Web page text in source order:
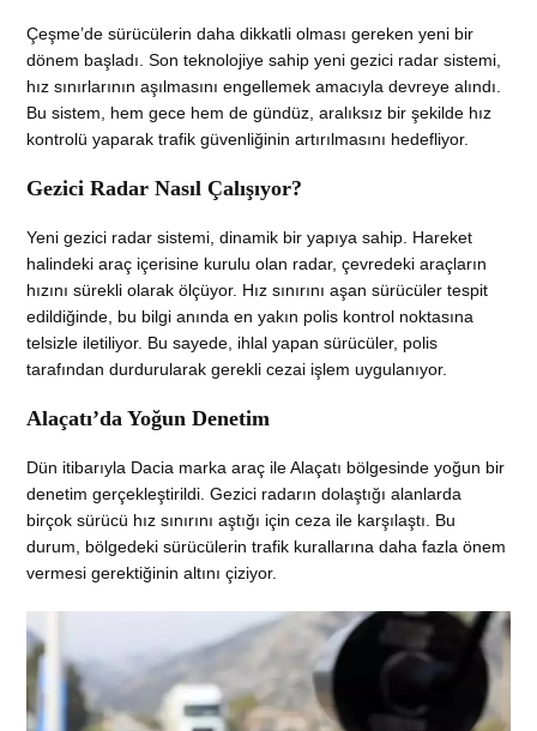
Çeşme’de sürücülerin daha dikkatli olması gereken yeni bir
dönem başladı. Son teknolojiye sahip yeni gezici radar sistemi,
hız sınırlarının aşılmasını engellemek amacıyla devreye alındı.
Bu sistem, hem gece hem de gündüz, aralıksız bir şekilde hız
kontrolü yaparak trafik güvenliğinin artırılmasını hedefliyor.
Gezici Radar Nasıl Çalışıyor?
Yeni gezici radar sistemi, dinamik bir yapıya sahip. Hareket
halindeki araç içerisine kurulu olan radar, çevredeki araçların
hızını sürekli olarak ölçüyor. Hız sınırını aşan sürücüler tespit
edildiğinde, bu bilgi anında en yakın polis kontrol noktasına
telsizle iletiliyor. Bu sayede, ihlal yapan sürücüler, polis
tarafından durdurularak gerekli cezai işlem uygulanıyor.
Alaçatı’da Yoğun Denetim
Dün itibarıyla Dacia marka araç ile Alaçatı bölgesinde yoğun bir
denetim gerçekleştirildi. Gezici radarın dolaştığı alanlarda
birçok sürücü hız sınırını aştığı için ceza ile karşılaştı. Bu
durum, bölgedeki sürücülerin trafik kurallarına daha fazla önem
vermesi gerektiğinin altını çiziyor.